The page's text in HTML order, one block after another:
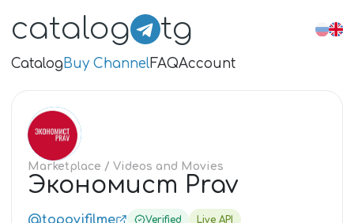
catalog tg
CatalogBuy ChannelFAQAccount
ЭК
Marketplace / Videos and Movies
Экономист Prav
@topovifilme Verified Live API